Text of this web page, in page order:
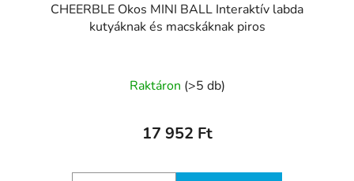
CHEERBLE Okos MINI BALL Interaktív labda
kutyáknak és macskáknak piros
Raktáron (>5 db)
17 952 Ft